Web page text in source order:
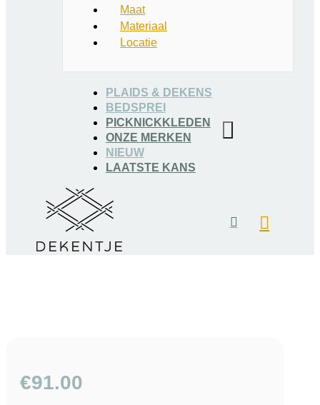
PLAIDS & DEKENS
BEDSPREI
PICKNICKKLEDEN
ONZE MERKEN
NIEUW
LAATSTE KANS
Maat
Materiaal
Locatie
€91.00